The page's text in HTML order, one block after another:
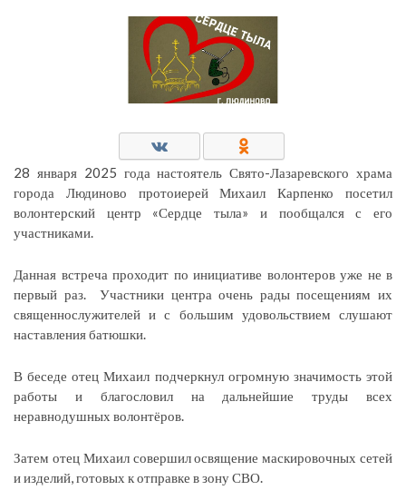
28 января 2025 года настоятель Свято-Лазаревского храма
города Людиново протоиерей Михаил Карпенко посетил
волонтерский центр «Сердце тыла» и пообщался с его
участниками.
Данная встреча проходит по инициативе волонтеров уже не в
первый раз. Участники центра очень рады посещениям их
священнослужителей и с большим удовольствием слушают
наставления батюшки.
В беседе отец Михаил подчеркнул огромную значимость этой
работы и благословил на дальнейшие труды всех
неравнодушных волонтёров.
Затем отец Михаил совершил освящение маскировочных сетей
и изделий, готовых к отправке в зону СВО.